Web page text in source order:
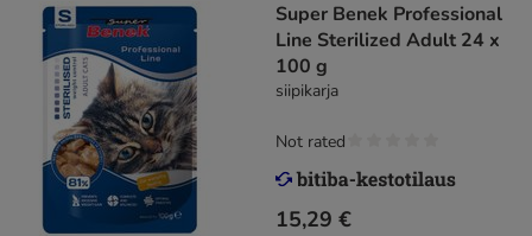
Super Benek Professional
Line Sterilized Adult 24 x
100 g
siipikarja
15,29 €
Not rated